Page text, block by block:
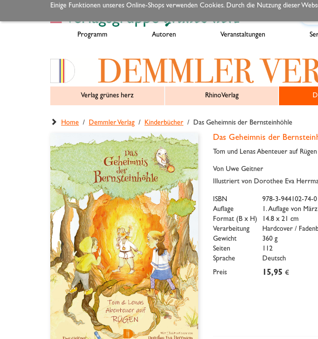
Einige Funktionen unseres Online-Shops verwenden Cookies. Durch die Nutzung dieser
Verlag grünes herz RhinoVerlag
Programm Autoren Veranstaltungen
Home / Demmler Verlag / Kinderbücher / Das Geheimnis der Bernsteinhöhle
Das Geheimnis der
Tom und Lenas Abenteuer auf Rügen
Von Uwe Geitner
Illustriert von Dorothee Eva
ISBN
978-3-944102-74-0
Auflage
1. Auflage von
Format (B x H)
14.8 x 21 cm
Verarbeitung
Hardcover /
Gewicht
360 g
Seiten
112
Sprache
Deutsch
Preis
15,95 €